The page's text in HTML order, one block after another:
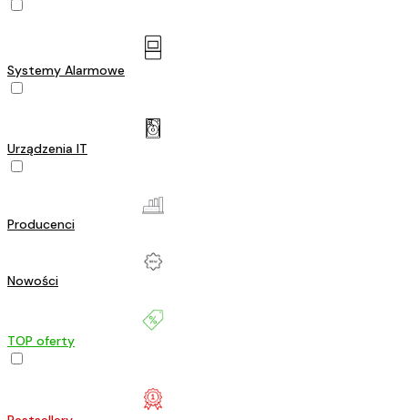
Systemy Alarmowe
Urządzenia IT
Producenci
Nowości
TOP oferty